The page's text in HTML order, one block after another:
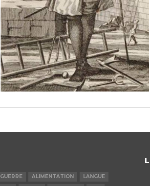
GUERRE ALIMENTATION
LANGUE